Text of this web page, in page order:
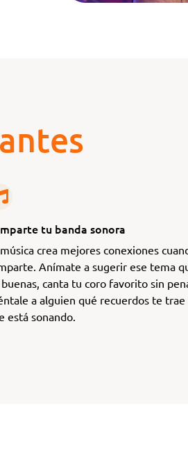
tu banda sonora
crea mejores conexiones
Anímate a sugerir ese tema
canta tu coro favorito sin
a alguien qué recuerdos te trae
está sonando.